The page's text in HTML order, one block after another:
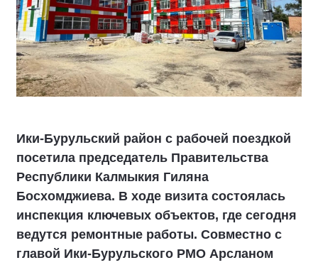
Ики‑Бурульский район с рабочей поездкой
посетила председатель Правительства
Республики Калмыкия Гиляна
Босхомджиева. В ходе визита состоялась
инспекция ключевых объектов, где сегодня
ведутся ремонтные работы. Совместно с
главой Ики‑Бурульского РМО Арсланом